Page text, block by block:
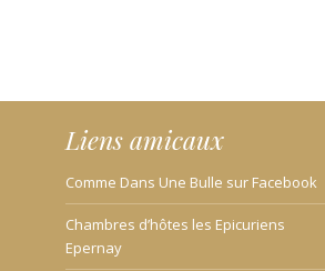
Liens amicaux
Comme Dans Une Bulle sur Facebook
Chambres d’hôtes les Epicuriens
Epernay